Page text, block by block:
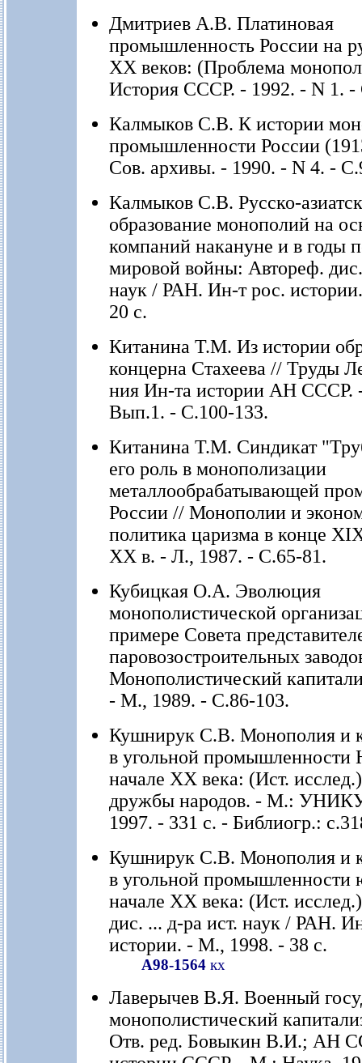
Дмитриев А.В. Платиновая
промышленность России на
XX веков: (Проблема
История СССР. - 1992. - N 1. -
Калмыков С.В. К истории
промышленности России
Сов. архивы. - 1990. - N 4. -
Калмыков С.В. Русско-
образование монополий на
компаний накануне и в годы
мировой войны: Автореф.
наук / РАН. Ин-т рос.
20 с.
Китанина Т.М. Из истории
концерна Стахеева // Труды
ния Ин-та истории АН СССР.
Вып.1. - С.100-133.
Китанина Т.М. Синдикат
его роль в монополизации
металлообрабатывающей
России // Монополии и
политика царизма в конце
XX в. - Л., 1987. - С.65-81.
Кубицкая О.А. Эволюция
монополистической
примере Совета
паровозостроительных
Монополистический
- М., 1989. - С.86-103.
Кушнирук С.В. Монополия и
в угольной промышленности
начале XX века: (Ист.
дружбы народов. - М.:
1997. - 331 с. - Библиогр.:
Кушнирук С.В. Монополия и
в угольной промышленности
начале ХХ века: (Ист.
дис. ... д-ра ист. наук / РАН.
истории. - М., 1998. - 38 с.
А98-1564 кх
Лаверычев В.Я. Военный
монополистический
Отв. ред. Бовыкин В.И.; АН